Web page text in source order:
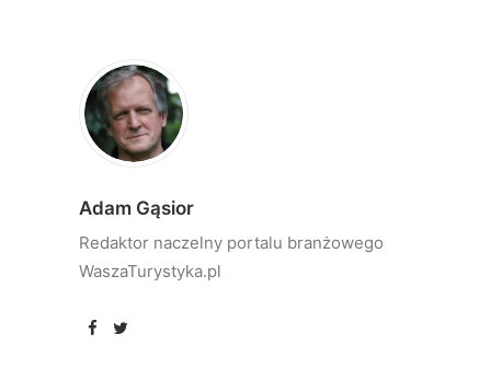
Adam Gąsior
Redaktor naczelny portalu branżowego
WaszaTurystyka.pl